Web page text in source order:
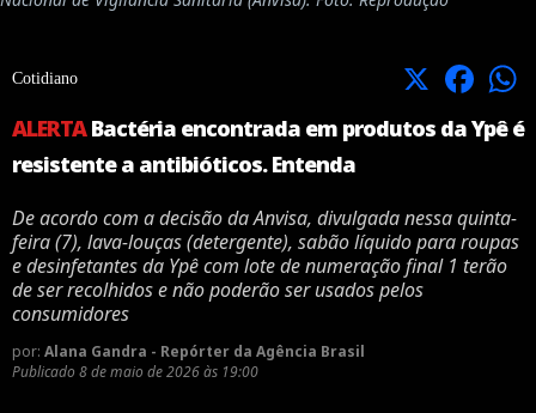
Cotidiano X Facebook
ALERTABactéria encontrada em produtos da Ypê é
resistente a antibióticos. Entenda
De acordo com a decisão da Anvisa, divulgada nessa quinta-
feira (7), lava-louças (detergente), sabão líquido para roupas
e desinfetantes da Ypê com lote de numeração final 1 terão
de ser recolhidos e não poderão ser usados pelos
consumidores
por: Alana Gandra - Repórter da Agência Brasil
Publicado 8 de maio de 2026 às 19:00